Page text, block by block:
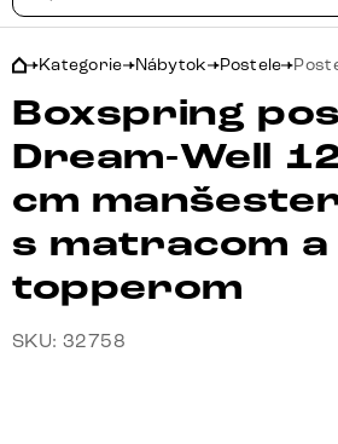
Kategorie Nábytok Postele
Boxspring
Dream-Well
cm
s matracom a
topperom
SKU: 32758